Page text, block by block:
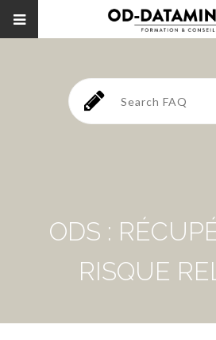
ODS :
RISQUE